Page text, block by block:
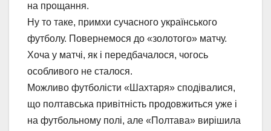
на прощання.
Ну то таке, примхи сучасного українського
футболу. Повернемося до «золотого» матчу.
Хоча у матчі, як і передбачалося, чогось
особливого не сталося.
Можливо футболісти «Шахтаря» сподівалися,
що полтавська привітність продовжиться уже і
на футбольному полі, але «Полтава» вирішила